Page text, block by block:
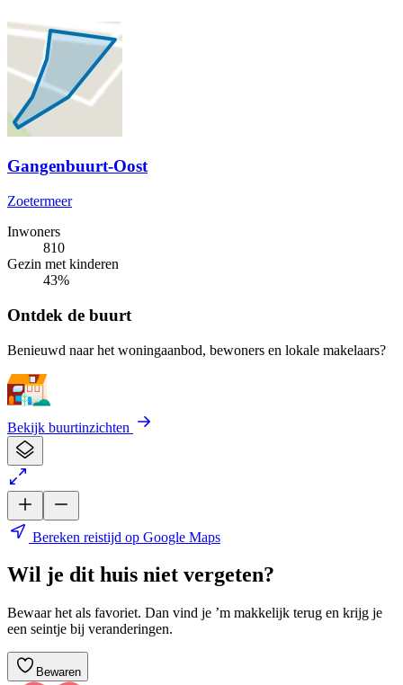
Gangenbuurt-Oost
Zoetermeer
Inwoners
810
Gezin met kinderen
43%
Ontdek de buurt
Benieuwd naar het woningaanbod, bewoners en lokale makelaars?
Bekijk buurtinzichten
Bereken reistijd op Google Maps
Wil je dit huis niet vergeten?
Bewaar het als favoriet. Dan vind je ’m makkelijk terug en krijg je
een seintje bij veranderingen.
Bewaren